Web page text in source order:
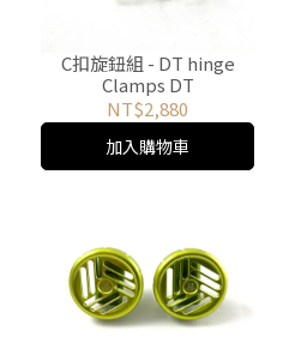
C扣旋鈕組 - DT hinge
Clamps DT
NT$2,880
加入購物車